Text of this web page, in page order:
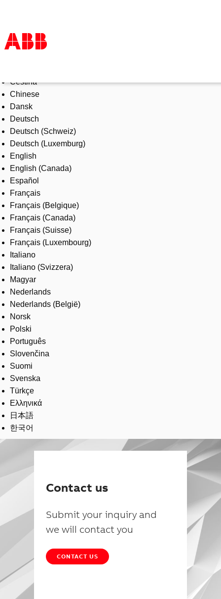
Products & Solutions
Industries
Services
About us
Where to buy
Contact us
Careers
Čeština
Chinese
Dansk
Deutsch
Deutsch (Schweiz)
Deutsch (Luxemburg)
English
English (Canada)
Español
Français
Français (Belgique)
Français (Canada)
Français (Suisse)
Français (Luxembourg)
Italiano
Italiano (Svizzera)
Magyar
Nederlands
Nederlands (België)
Norsk
Polski
Português
Slovenčina
Suomi
Svenska
Türkçe
Ελληνικά
日本語
한국어
Contact us
Submit your inquiry and
we will contact you
CONTACT US